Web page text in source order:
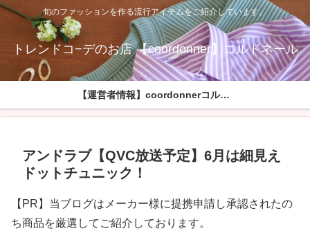
旬のファッションを作る流行アイテムをご紹介しています。
トレンドコ−デのお店 【coordonner】コルドネール
【運営者情報】coordonnerコルドネールへようこそ
アンドラブ【QVC放送予定】6月は細見え
ドットチュニック！
【PR】当ブログはメーカー様に提携申請し承認されたの
ち商品を厳選してご紹介しております。